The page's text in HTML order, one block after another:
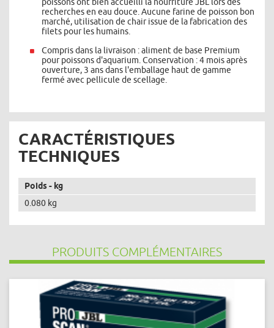
recherches en eau douce. Aucune farine de poisson bon
marché, utilisation de chair issue de la fabrication des
filets pour les humains.
Compris dans la livraison : aliment de base Premium
pour poissons d'aquarium. Conservation : 4 mois après
ouverture, 3 ans dans l'emballage haut de gamme
fermé avec pellicule de scellage.
CARACTÉRISTIQUES
TECHNIQUES
Poids - kg
0.080 kg
PRODUITS COMPLÉMENTAIRES